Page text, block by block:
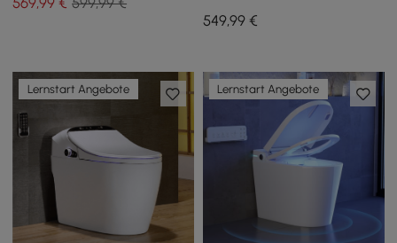
Sitz und hinterer
Umgebungsbeleuchtung
549,99€
Lernstart Angebote Lernstart Angebote